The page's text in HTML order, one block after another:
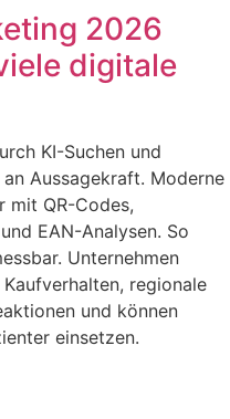
2026
digitale
KI-Suchen und
Aussagekraft. Moderne
mit QR-Codes,
EAN-Analysen. So
Unternehmen
regionale
und können
einsetzen.